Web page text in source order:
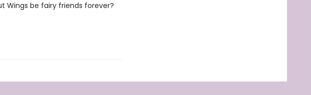
Wings be fairy friends forever?